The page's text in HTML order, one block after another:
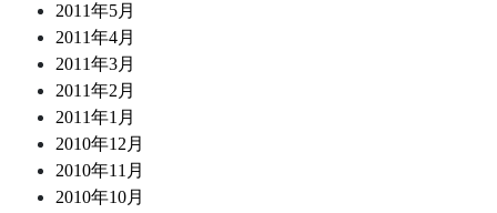
2011年5月
2011年4月
2011年3月
2011年2月
2011年1月
2010年12月
2010年11月
2010年10月